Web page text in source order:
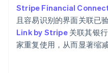
Stripe Financial
且容易识别的界面关联已
Link by Stripe关联其银
家重复使用，从而显著缩